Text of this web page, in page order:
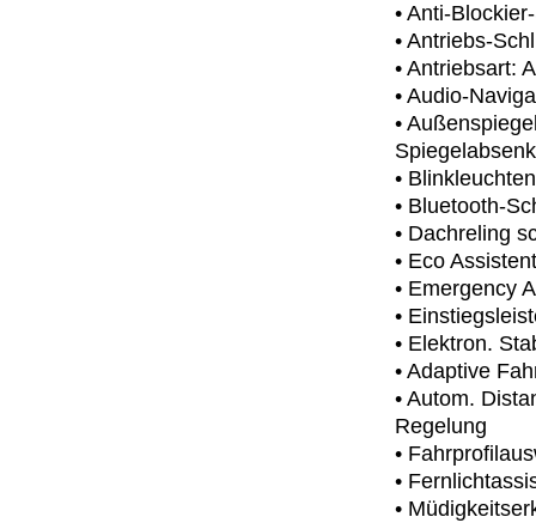
• Anti-
• Antriebs-
• Antriebsart:
• Audio-
•
•
• Bluetooth-
• Dachreling
• Eco Assistent
• Emergency
•
• Elektron.
• Adaptive
• Autom.
Regelung
•
•
•